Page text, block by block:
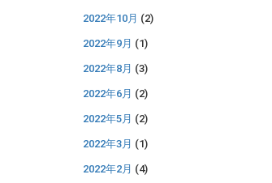
2022年10月 (2)
2022年9月 (1)
2022年8月 (3)
2022年6月 (2)
2022年5月 (2)
2022年3月 (1)
2022年2月 (4)